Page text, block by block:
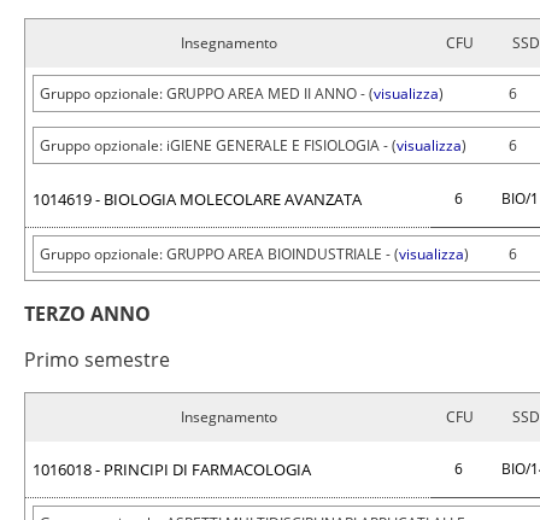
Insegnamento CFU SSD
Gruppo opzionale: GRUPPO AREA MED II ANNO - (visualizza) 6
Gruppo opzionale: iGIENE GENERALE E FISIOLOGIA - (visualizza) 6
1014619 - BIOLOGIA MOLECOLARE AVANZATA 6 BIO/
Gruppo opzionale: GRUPPO AREA BIOINDUSTRIALE - (visualizza) 6
TERZO ANNO
Primo semestre
Insegnamento CFU SSD
1016018 - PRINCIPI DI FARMACOLOGIA 6 BIO/